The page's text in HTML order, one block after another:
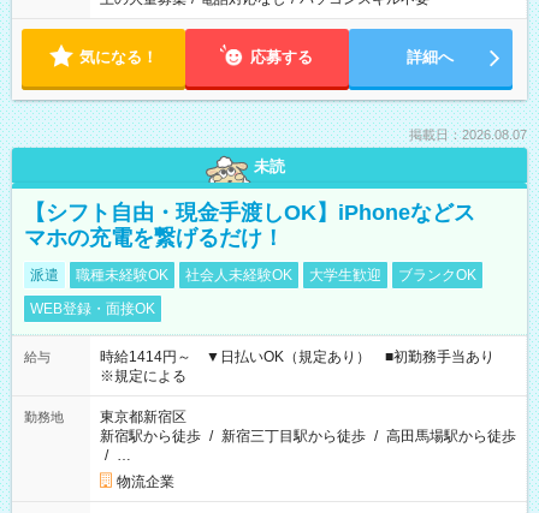
気になる！ 応募する 詳細へ
掲載日：2026.08.07
未読
【シフト自由・現金手渡しOK】iPhoneなどス
マホの充電を繋げるだけ！
派遣 職種未経験OK 社会人未経験OK 大学生歓迎
ブランクOK
WEB登録・面接OK
給与
時給1414円～ ▼日払いOK（規定あり） ■初勤務手当あり
※規定による
勤務地
東京都新宿区
新宿駅から徒歩 / 新宿三丁目駅から徒歩 / 高田馬場駅から徒歩
/ …
物流企業